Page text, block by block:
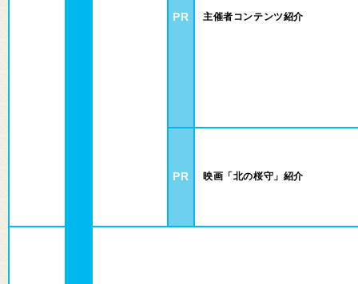
PR 主催者コンテンツ紹介
PR 映画「北の桜守」紹介